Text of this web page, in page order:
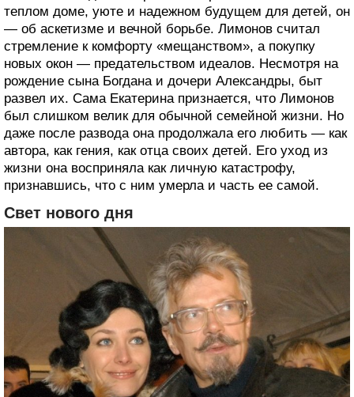
теплом доме, уюте и надежном будущем для детей, он
— об аскетизме и вечной борьбе. Лимонов считал
стремление к комфорту «мещанством», а покупку
новых окон — предательством идеалов. Несмотря на
рождение сына Богдана и дочери Александры, быт
развел их. Сама Екатерина признается, что Лимонов
был слишком велик для обычной семейной жизни. Но
даже после развода она продолжала его любить — как
автора, как гения, как отца своих детей. Его уход из
жизни она восприняла как личную катастрофу,
признавшись, что с ним умерла и часть ее самой.
Свет нового дня